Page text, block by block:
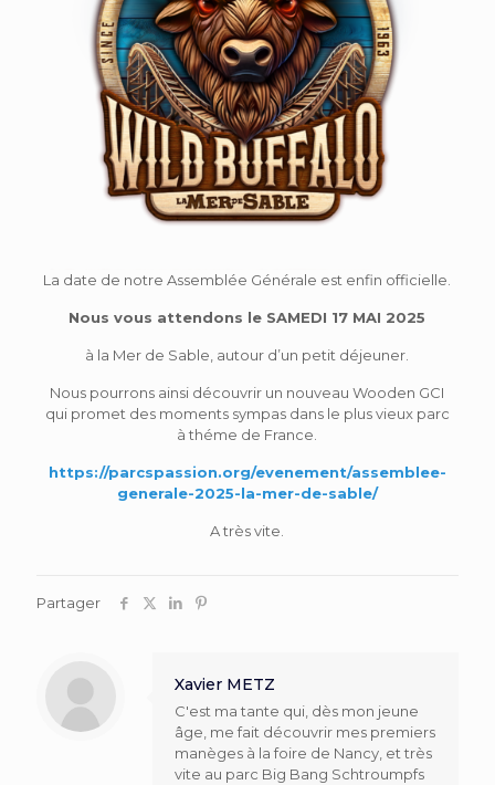
La date de notre Assemblée Générale est enfin officielle.
Nous vous attendons le SAMEDI 17 MAI 2025
à la Mer de Sable, autour d’un petit déjeuner.
Nous pourrons ainsi découvrir un nouveau Wooden GCI
qui promet des moments sympas dans le plus vieux parc
à théme de France.
https://parcspassion.org/evenement/assemblee-
generale-2025-la-mer-de-sable/
A très vite.
Partager
Xavier METZ
C'est ma tante qui, dès mon jeune
âge, me fait découvrir mes premiers
manèges à la foire de Nancy, et très
vite au parc Big Bang Schtroumpfs